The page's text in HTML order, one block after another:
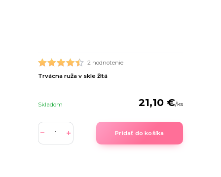
2 hodnotenie
Trvácna ruža v skle žltá
21,10 €/ks
Skladom
Pridať do košíka